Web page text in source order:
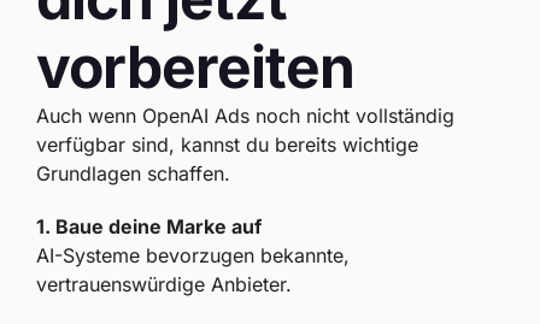
vorbereiten
Auch wenn OpenAI Ads noch nicht vollständig
verfügbar sind, kannst du bereits wichtige
Grundlagen schaffen.
1. Baue deine Marke auf
AI-Systeme bevorzugen bekannte,
vertrauenswürdige Anbieter.